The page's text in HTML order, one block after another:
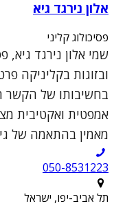
אלון נירגד גיא
פסיכולוג קליני
שמי אלון נירגד גיא,
ובזוגות בקליניקה
בחשיבותו של הקשר
אמפטית ואקטיבית
מאמין בהתאמה של
050-8531223
תל אביב-יפו, ישראל